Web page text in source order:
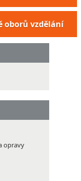
oborů vzdělání
opravy